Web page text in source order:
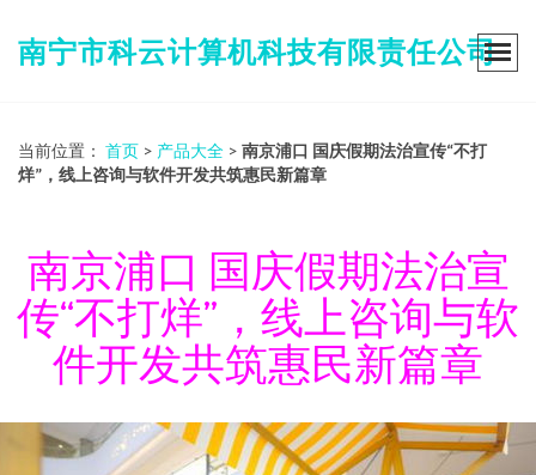
南宁市科云计算机科技有限责任公司
当前位置： 首页 > 产品大全 > 南京浦口 国庆假期法治宣传“不打
烊”，线上咨询与软件开发共筑惠民新篇章
南京浦口 国庆假期法治宣
传“不打烊”，线上咨询与软
件开发共筑惠民新篇章